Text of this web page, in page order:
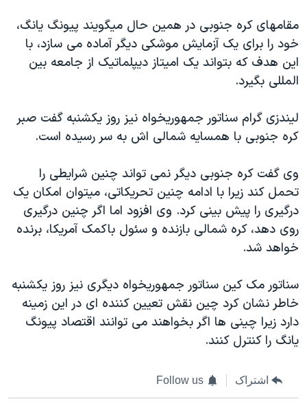
مقامهای کره جنوبی در همین حال میگویند پیونگ یانگ،
خود را برای یک آزمایش موشکی دیگر آماده می سازد، با
این هدف که بتواند یک امیتاز دیپلماتیک از جامعه بین
المللی بگیرد.
لیندزی گرام سناتور جمهوریخواه نیز روز یکشنبه گفت صبر
کره جنوبی با همسایه شمالی اش به سر رسیده است.
وی گفت کره جنوبی دیگر نمی تواند چنین شرایطی را
تحمل کند زیرا با ادامه چنین تحریکاتی، میتوان امکان یک
درگیری را پیش بینی کرد. وی افزود اما اگر چنین درگیری
روی دهد، کره شمالی بازنده و سئول باکمک آمریکا، برنده
خواهد شد.
سناتور مک کین سناتور جمهوریخواه دیگری نیز روز یکشنبه
خاطر نشان کرد چین نقش تعیین کننده ای در این زمینه
دارد زیرا چینی ها اگر بخواهند می توانند اقتصاد پیونگ
یانگ را کنترل کنند.
اشتراک Follow us